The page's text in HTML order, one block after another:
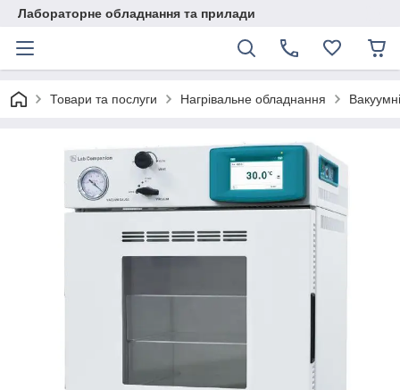
Лабораторне обладнання та прилади
Товари та послуги Нагрівальне обладнання